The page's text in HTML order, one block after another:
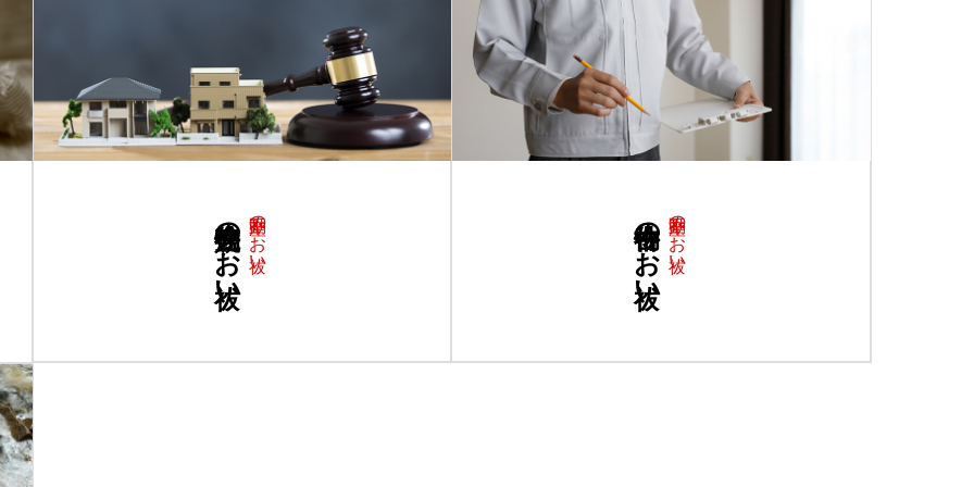
不動産のお祓い
競売物件のお祓い 不動産のお祓い
中古物件のお祓い